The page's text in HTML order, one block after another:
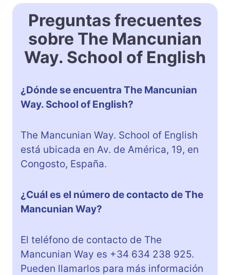
Preguntas frecuentes
sobre The Mancunian
Way. School of English
¿Dónde se encuentra The Mancunian
Way. School of English?
The Mancunian Way. School of English
está ubicada en Av. de América, 19, en
Congosto, España.
¿Cuál es el número de contacto de The
Mancunian Way?
El teléfono de contacto de The
Mancunian Way es +34 634 238 925.
Pueden llamarlos para más información